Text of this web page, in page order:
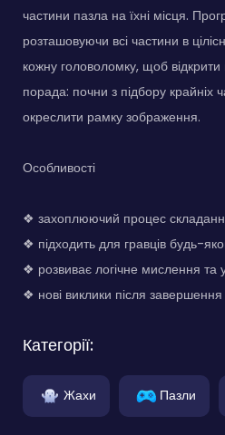
частини пазла на їхні місця.
розташовуючи всі частини в
кожну головоломку, щоб
порада: почни з підбору
окреслити рамку зображення.
Особливості
❖ захоплюючий процес
❖ підходить для гравців будь-
❖ розвиває логічне мислення та
❖ нові виклики після
Категорії:
Жахи Пазли